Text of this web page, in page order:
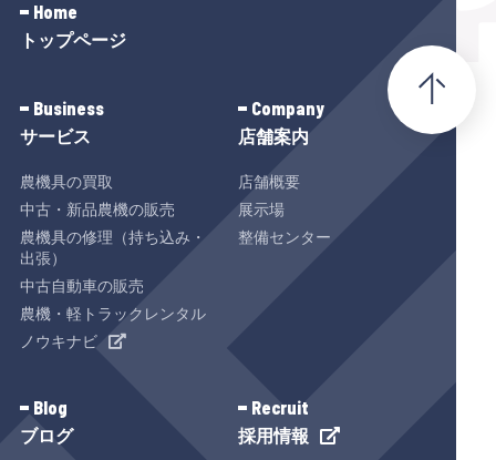
レンタル期間は、原則として物件を乙の
指定場所から受渡しした日より、乙の指
定場所へ返還した日迄とする。 甲が、個
別契約に定めるレンタル期間の短縮、ま
たは延長を申し出て、乙がそれを認めた
ついて別途協議する。 ＊レンタル期間
稼働を原則とする。この時間を超えて使
用される場合は罰則が生じる。
その他広告識別子
２ 利用目的
当社は、取得した利用者情報を以下に定
①商品・サービスの提供
③本人確認・会員認証
④広告の配信及びその成果
トップページ
Home
サービス
Business
農機具の買取
中古・新品農機の販売
農機具の修理（持ち込み・
出張）
中古自動車の販売
農機・軽トラックレンタル
ノウキナビ
店舗案内
Company
店舗概要
展示場
整備センター
ブログ
Blog
採用情報
Recruit